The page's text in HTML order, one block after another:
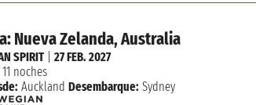
Nueva Zelanda, Australia
SPIRIT| 27 FEB. 2027
11 noches
Auckland Desembarque: Sydney